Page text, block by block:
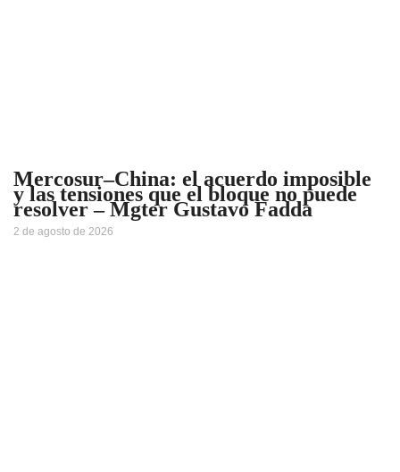
Mercosur–China: el acuerdo imposible
y las tensiones que el bloque no puede
resolver – Mgter Gustavo Fadda
2 de agosto de 2026